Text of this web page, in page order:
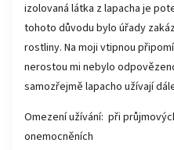
izolovaná látka z lapacha je
tohoto důvodu bylo úřady
rostliny. Na moji vtipnou
nerostou mi nebylo
samozřejmě lapacho užívají
Omezení užívání: při
onemocněních